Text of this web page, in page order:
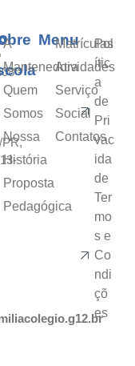
-
A
Mantenedora
Quem
Somos
Nossa
História
Proposta
Pedagógica
Menu
Matrículas
Atividades
Serviço
Social
Contatos
Pol
ític
a
de
Pri
vac
ida
de
Ter
mo
s e
Co
ndi
çõ
es